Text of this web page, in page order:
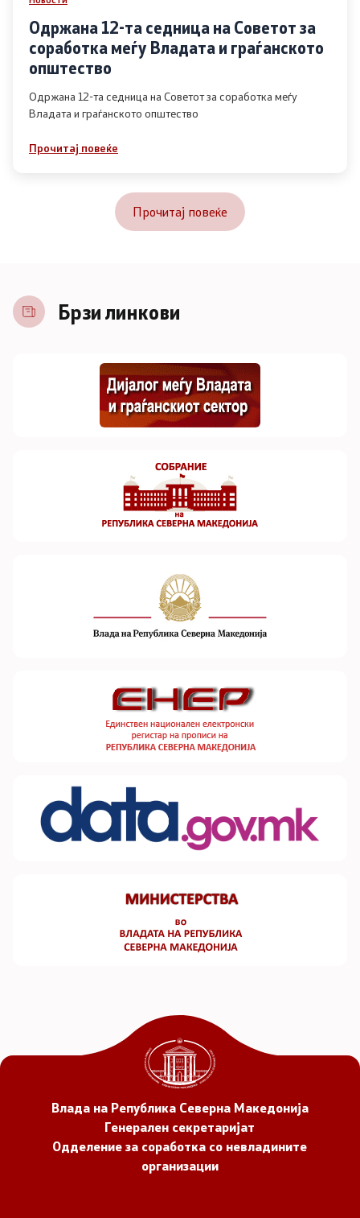
Одржана 12-та седница на Советот за
соработка меѓу Владата и граѓанското
општество
Одржана 12-та седница на Советот за соработка меѓу
Владата и граѓанското општество
Прочитај повеќе
Прочитај повеќе
Брзи линкови
Влада на Република Северна Македонија
Генерален секретаријат
Одделение за соработка со невладините
организации